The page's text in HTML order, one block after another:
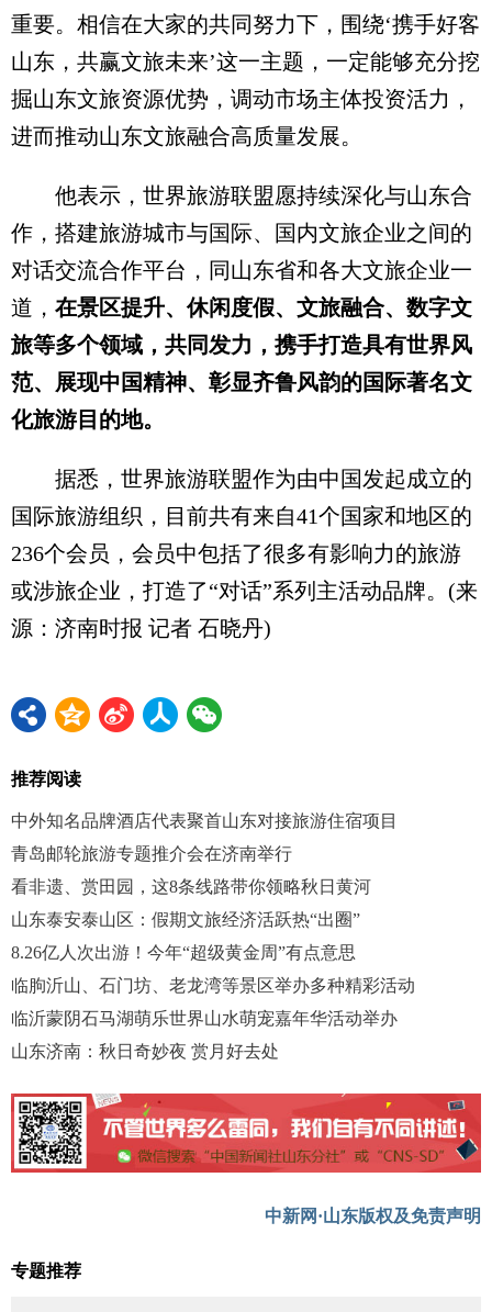
重要。相信在大家的共同努力下，围绕‘携手好客
山东，共赢文旅未来’这一主题，一定能够充分挖
掘山东文旅资源优势，调动市场主体投资活力，
进而推动山东文旅融合高质量发展。
他表示，世界旅游联盟愿持续深化与山东合
作，搭建旅游城市与国际、国内文旅企业之间的
对话交流合作平台，同山东省和各大文旅企业一
道， 在景区提升、休闲度假、文旅融合、数字文
旅等多个领域，共同发力，携手打造具有世界风
范、展现中国精神、彰显齐鲁风韵的国际著名文
化旅游目的地。
据悉，世界旅游联盟作为由中国发起成立的
国际旅游组织，目前共有来自41个国家和地区的
236个会员，会员中包括了很多有影响力的旅游
或涉旅企业，打造了“对话”系列主活动品牌。(来
源：济南时报 记者 石晓丹)
推荐阅读
中外知名品牌酒店代表聚首山东对接旅游住宿项目
青岛邮轮旅游专题推介会在济南举行
看非遗、赏田园，这8条线路带你领略秋日黄河
山东泰安泰山区：假期文旅经济活跃热“出圈”
8.26亿人次出游！今年“超级黄金周”有点意思
临朐沂山、石门坊、老龙湾等景区举办多种精彩活动
临沂蒙阴石马湖萌乐世界山水萌宠嘉年华活动举办
山东济南：秋日奇妙夜 赏月好去处
中新网·山东版权及免责声明
专题推荐